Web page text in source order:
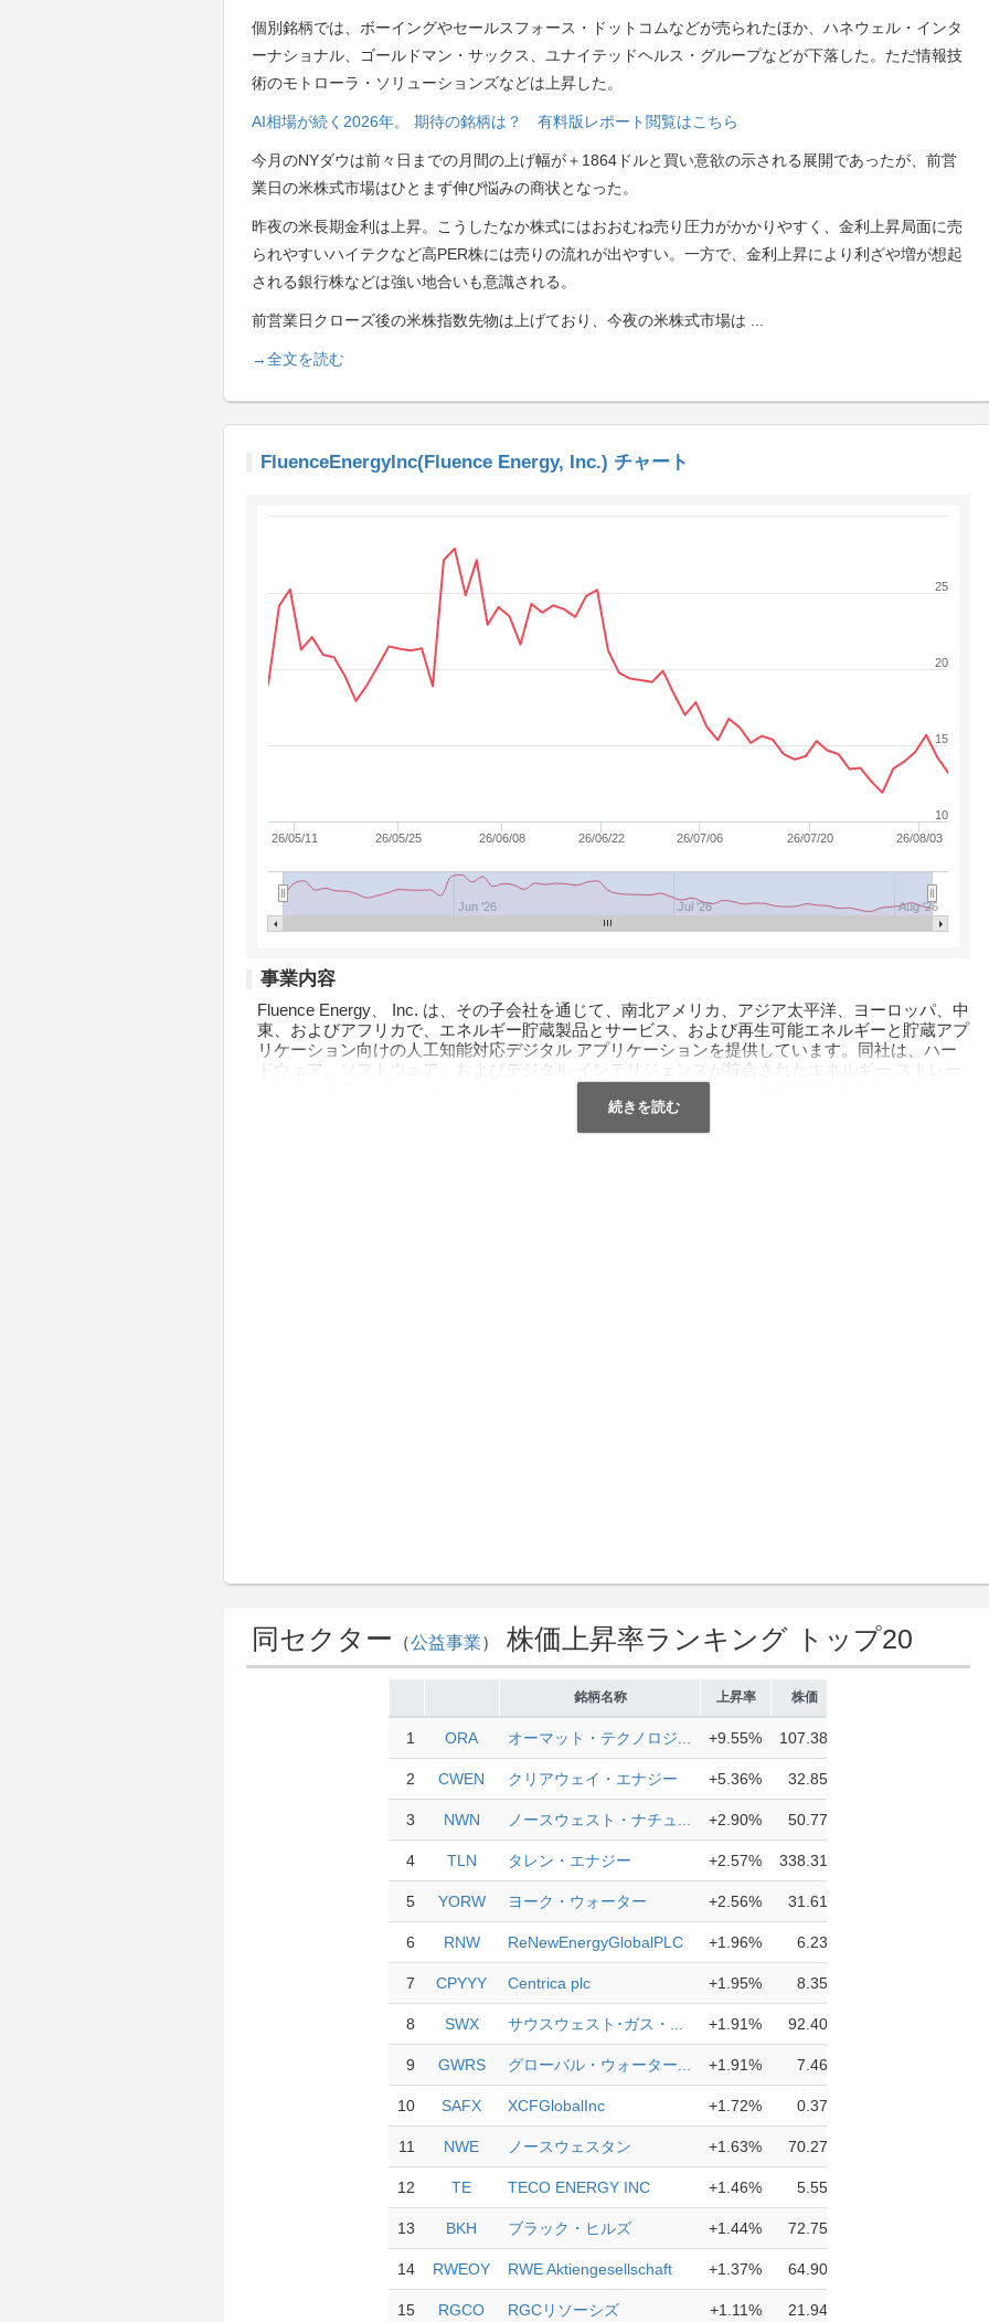
個別銘柄では、ボーイングやセールスフォース・ドットコムなどが売られたほか、ハネウェル・インタ
ーナショナル、ゴールドマン・サックス、ユナイテッドヘルス・グループなどが下落した。ただ情報技
術のモトローラ・ソリューションズなどは上昇した。
AI相場が続く2026年。 期待の銘柄は？ 有料版レポート閲覧はこちら
今月のNYダウは前々日までの月間の上げ幅が＋1864ドルと買い意欲の示される展開であったが、前営
業日の米株式市場はひとまず伸び悩みの商状となった。
昨夜の米長期金利は上昇。こうしたなか株式にはおおむね売り圧力がかかりやすく、金利上昇局面に売
られやすいハイテクなど高PER株には売りの流れが出やすい。一方で、金利上昇により利ざや増が想起
される銀行株などは強い地合いも意識される。
前営業日クローズ後の米株指数先物は上げており、今夜の米株式市場は
→全文を読む
FluenceEnergyInc(Fluence Energy, Inc.) チャート
26/05/11 26/05/25 26/06/08 26/06/22 26/07/06 26/07/20 26/08/03
Jun '26 Jul '26 Aug '26
10
15
20
25
事業内容
Fluence Energy、 Inc. は、その子会社を通じて、南北アメリカ、アジア太平洋、ヨーロッパ、中
東、およびアフリカで、エネルギー貯蔵製品とサービス、および再生可能エネルギーと貯蔵アプ
リケーション向けの人工知能対応デジタル アプリケーションを提供しています。同社は、ハー
ドウェア、ソフトウェア、およびデジタル インテリジェンスが統合されたエネルギー ストレー
ジ製品を販売しています。そのエネルギー貯蔵製品には、グリッド規模の産業用強度エネルギー
貯蔵製品であるGridstackが含まれます。電力システムを制御および操作するウルトラスタッ
ク。太陽光の取り込みと供給を最適化するためのサンスタック。 Edgestack は、施設のエネル
同セクター （公益事業） 株価上昇率ランキング トップ20
銘柄名称 上昇率 株価
1 ORA オーマット・テクノロジ... +9.55% 107.38
2 CWEN クリアウェイ・エナジー +5.36% 32.85
3 NWN ノースウェスト・ナチュ... +2.90% 50.77
4 TLN タレン・エナジー +2.57% 338.31
5 YORW ヨーク・ウォーター +2.56% 31.61
6 RNW ReNewEnergyGlobalPLC +1.96% 6.23
7 CPYYY Centrica plc +1.95% 8.35
8 SWX サウスウェスト･ガス・... +1.91% 92.40
9 GWRS グローバル・ウォーター... +1.91% 7.46
10 SAFX XCFGlobalInc +1.72% 0.37
11 NWE ノースウェスタン +1.63% 70.27
12 TE TECO ENERGY INC +1.46% 5.55
13 BKH ブラック・ヒルズ +1.44% 72.75
14 RWEOY RWE Aktiengesellschaft +1.37% 64.90
15 RGCO RGCリソーシズ +1.11% 21.94